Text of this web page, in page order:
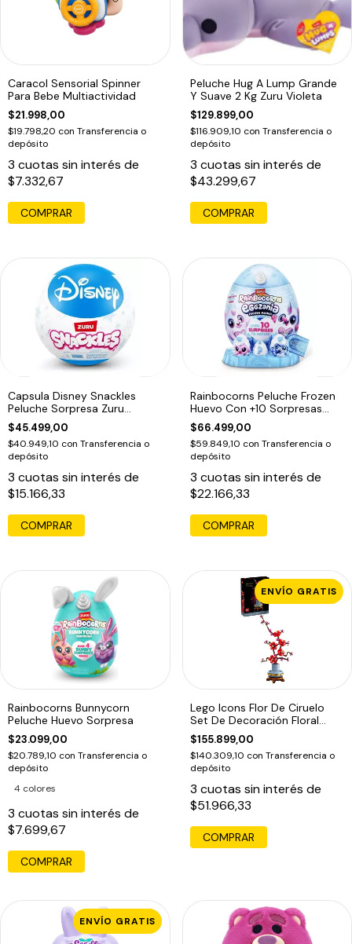
Caracol Sensorial Spinner
Para Bebe Multiactividad
$21.998,00
$19.798,20 con Transferencia o
depósito
3 cuotas sin interés de
$7.332,67
COMPRAR
Peluche Hug A Lump Grande
Y Suave 2 Kg Zuru Violeta
$129.899,00
$116.909,10 con Transferencia o
depósito
3 cuotas sin interés de
$43.299,67
Capsula Disney Snackles
Peluche Sorpresa Zuru
Sorpresa
$45.499,00
$40.949,10 con Transferencia o
depósito
3 cuotas sin interés de
$15.166,33
Rainbocorns Peluche Frozen
Huevo Con +10 Sorpresas
Agua
$66.499,00
$59.849,10 con Transferencia o
depósito
3 cuotas sin interés de
$22.166,33
Rainbocorns Bunnycorn
Peluche Huevo Sorpresa
$23.099,00
$20.789,10 con Transferencia o
depósito
4 colores
3 cuotas sin interés de
$7.699,67
COMPRAR
ENVÍO GRATIS
Lego Icons Flor De Ciruelo
Set De Decoración Floral
10369
$155.899,00
$140.309,10 con Transferencia o
depósito
3 cuotas sin interés de
$51.966,33
COMPRAR
ENVÍO GRATIS